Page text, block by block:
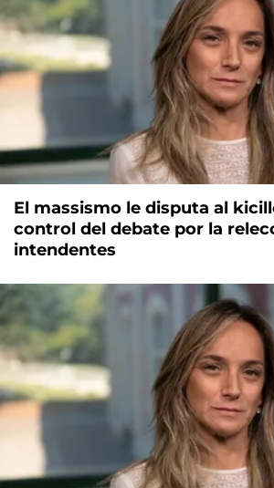
El massismo le disputa al
control del debate por la
intendentes